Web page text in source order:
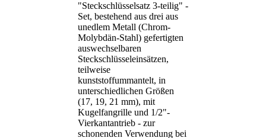
"Steckschlüsselsatz 3-teilig" -
Set, bestehend aus drei aus
unedlem Metall (Chrom-
Molybdän-Stahl) gefertigten
auswechselbaren
Steckschlüsseleinsätzen,
teilweise
kunststoffummantelt, in
unterschiedlichen Größen
(17, 19, 21 mm), mit
Kugelfangrille und 1/2"-
Vierkantantrieb - zur
schonenden Verwendung bei